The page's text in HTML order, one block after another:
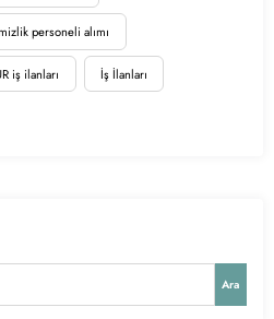
personeli alımı
iş ilanları İş İlanları
Ara